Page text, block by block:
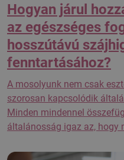
Hogyan járul
az egészséges
hosszútávú
fenntartásához?
A mosolyunk nem csak
szorosan kapcsolódik
Minden mindennel
általánosság igaz az, hogy